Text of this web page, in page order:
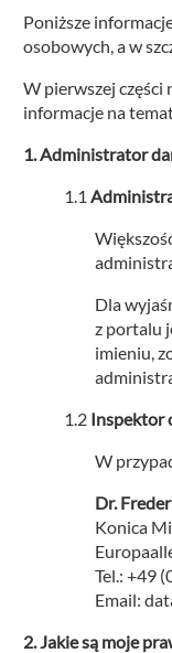
Poniższe
osobowych, a w
W pierwszej części
informacje na
Administrator
Dla
z portalu
imieniu,
Inspektor
W
Dr.
Konica
Tel.: +49
Email:
Jakie są moje